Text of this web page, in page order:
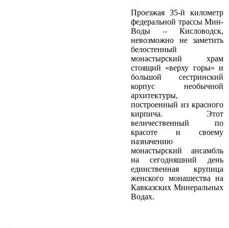
Проезжая 35-й километр
федеральной трассы Мин-
Воды – Кисловодск,
невозможно не заметить
белостенный
монастырский храм
стоящий «верху горы» и
большой сестринский
корпус необычной
архитектуры,
построенный из красного
кирпича. Этот
величественный по
красоте и своему
назначению
монастырский ансамбль
на сегодняшний день
единственная крупица
женского монашества на
Кавказских Минеральных
Водах.